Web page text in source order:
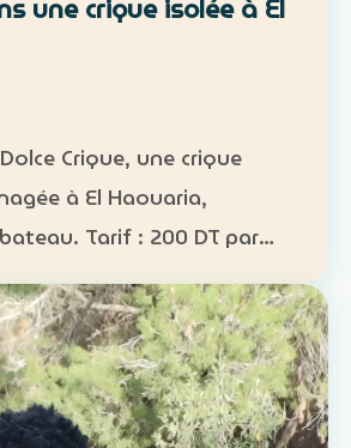
une crique isolée à El
Crique, une crique
à El Haouaria,
: 200 DT par
limitée : 50
dans la crique
paddle et snorkel…